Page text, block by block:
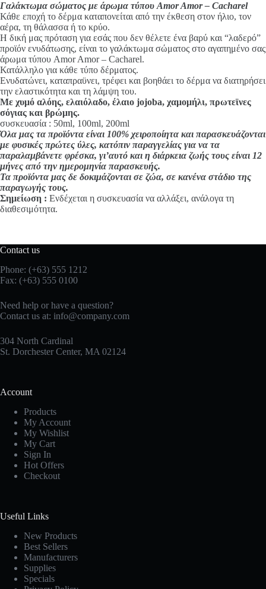
Γαλάκτωμα σώματος με άρωμα τύπου Amor Amor – Cacharel
Κάθε εποχή το δέρμα καταπονείται από την έκθεση στον ήλιο, τον
αέρα, τη θάλασσα ή το κρύο.
Η δική μας πρόταση για εσάς που δεν θέλετε ένα βαρύ και “λαδερό”
προϊόν ενυδάτωσης, είναι το γαλάκτωμα σώματος στο αγαπημένο σας
άρωμα τύπου Amor Amor – Cacharel.
Κατάλληλο για κάθε τύπο δέρματος.
Ενυδατώνει, καταπραϋνει, τρέφει και βοηθάει το δέρμα να διατηρήσει
την ελαστικότητα και τη λάμψη του.
Με χυμό αλόης, ελαιόλαδο, έλαιο jojoba, χαμομήλι, πρωτεϊνες
σόγιας και βρώμης.
συσκευασία : 50ml, 100ml, 200ml
Όλα μας τα προϊόντα είναι 100% χειροποίητα και παρασκευάζονται
με φυσικές πρώτες ύλες, κατόπιν παραγγελίας για να τα
παραλαμβάνετε φρέσκα, γι’αυτό και η διάρκεια ζωής τους είναι 12
μήνες από την ημερομηνία παρασκευής.
Τα προϊόντα μας δε δοκιμάζονται σε ζώα, σε κανένα στάδιο της
παραγωγής τους.
Σημείωση : Ενδέχεται η συσκευασία να αλλάξει, ανάλογα τη
διαθεσιμότητα.
Contact us
Phone: (+63) 555 1212
Fax: (+63) 555 0100
Need help or have a question?
Contact us at: info@company.com
304 North Cardinal
St. Dorchester Center, MA 02124
Account
Products
My Account
My Wishlist
My Cart
Sign In
Hot Offers
Checkout
Useful Links
New Products
Best Sellers
Manufacturers
Supplies
Specials